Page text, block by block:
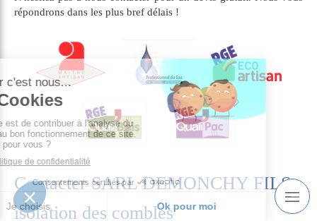
répondrons dans les plus bref délais !
Contacter SARL DEMONCHY FILS,
isolation des combles